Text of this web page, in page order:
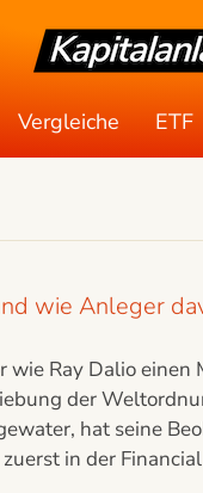
Vergleiche ETF
wie Anleger
wie Ray Dalio
der
hat seine
in der